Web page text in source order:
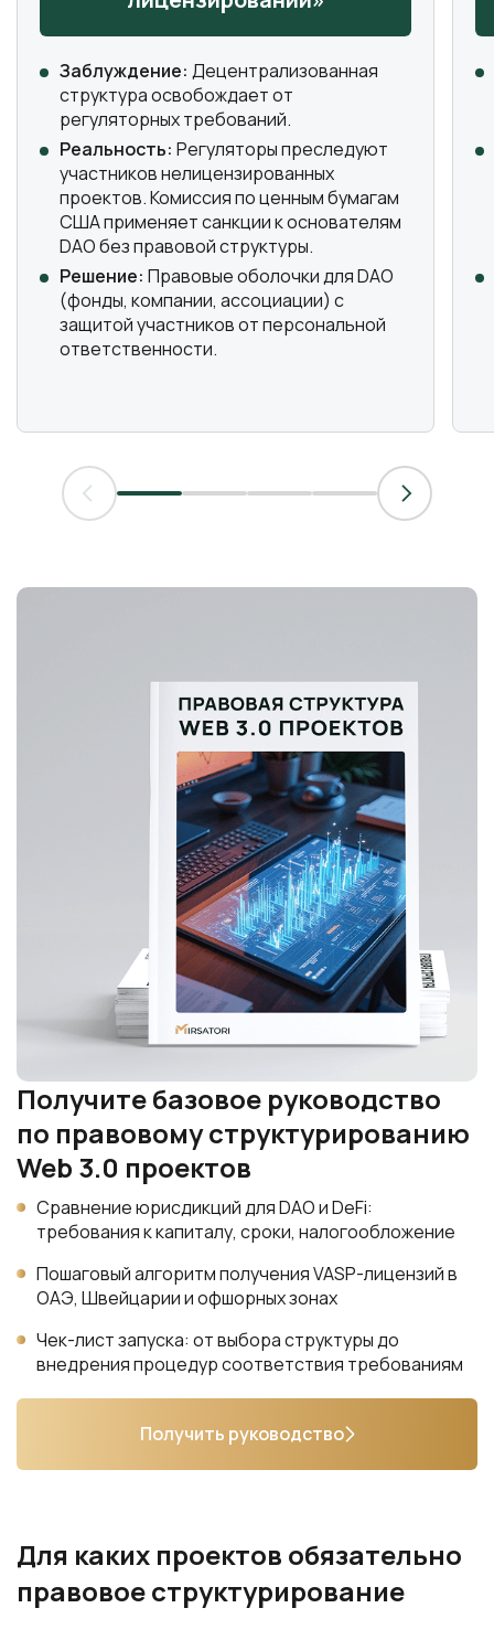
Заблуждение: Децентрализованная
структура освобождает от
регуляторных требований.
Реальность: Регуляторы преследуют
участников нелицензированных
проектов. Комиссия по ценным бумагам
США применяет санкции к основателям
DAO без правовой структуры.
Решение: Правовые оболочки для DAO
(фонды, компании, ассоциации) с
защитой участников от персональной
ответственности.
Получите базовое руководство
по правовому структурированию
Web 3.0 проектов
Сравнение юрисдикций для DAO и DeFi:
требования к капиталу, сроки, налогообложение
Пошаговый алгоритм получения VASP-лицензий в
ОАЭ, Швейцарии и офшорных зонах
Чек-лист запуска: от выбора структуры до
внедрения процедур соответствия требованиям
Получить руководство
Для каких проектов обязательно
правовое структурирование